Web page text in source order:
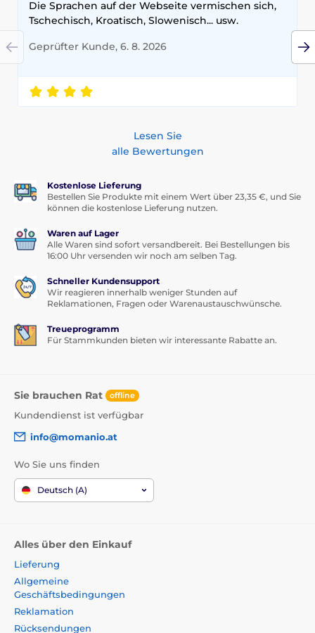
Die Sprachen auf der Webseite vermischen sich,
Tschechisch, Kroatisch, Slowenisch... usw.
Geprüfter Kunde, 6. 8. 2026
Lesen Sie
alle Bewertungen
Kostenlose Lieferung
Bestellen Sie Produkte mit einem Wert über 23,35 €, und Sie
können die kostenlose Lieferung nutzen.
Waren auf Lager
Alle Waren sind sofort versandbereit. Bei Bestellungen bis
16:00 Uhr versenden wir noch am selben Tag.
Schneller Kundensupport
Wir reagieren innerhalb weniger Stunden auf
Reklamationen, Fragen oder Warenaustauschwünsche.
Treueprogramm
Für Stammkunden bieten wir interessante Rabatte an.
Sie brauchen Rat offline
Kundendienst ist verfügbar
info@momanio.at
Wo Sie uns finden
Deutsch (A)
Alles über den Einkauf
Lieferung
Allgemeine
Geschäftsbedingungen
Reklamation
Rücksendungen